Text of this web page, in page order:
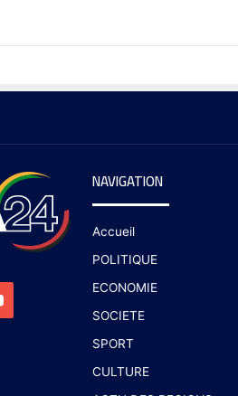
NAVIGATION
Accueil
POLITIQUE
ECONOMIE
SOCIETE
SPORT
CULTURE